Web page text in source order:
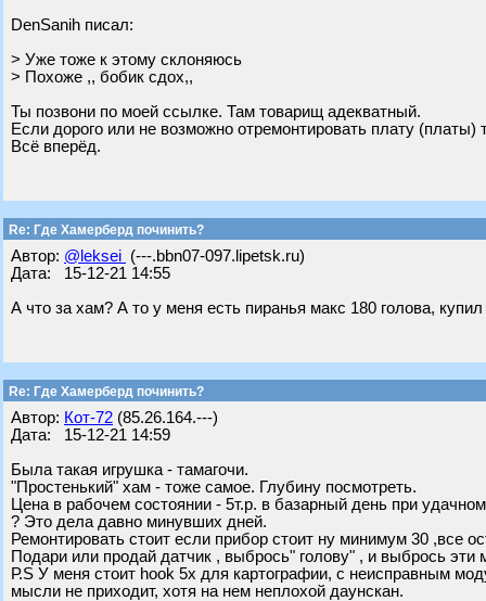
DenSanih писал:
> Уже тоже к этому склоняюсь
> Похоже ,, бобик сдох,,
Ты позвони по моей ссылке. Там товарищ адекватный.
Если дорого или не возможно отремонтировать плату (платы)
Всё вперёд.
Re: Где Хамерберд починить?
Автор: @leksei (---.bbn07-097.lipetsk.ru)
Дата: 15-12-21 14:55
А что за хам? А то у меня есть пиранья макс 180 голова,
Re: Где Хамерберд починить?
Автор: Кот-72 (85.26.164.---)
Дата: 15-12-21 14:59
Была такая игрушка - тамагочи.
"Простенький" хам - тоже самое. Глубину посмотреть.
Цена в рабочем состоянии - 5т.р. в базарный день при
? Это дела давно минувших дней.
Ремонтировать стоит если прибор стоит ну минимум 30 ,все
Подари или продай датчик , выбрось" голову" , и выбрось
Р.S У меня стоит hook 5х для картографии, с неисправным
мысли не приходит, хотя на нем неплохой даунскан.